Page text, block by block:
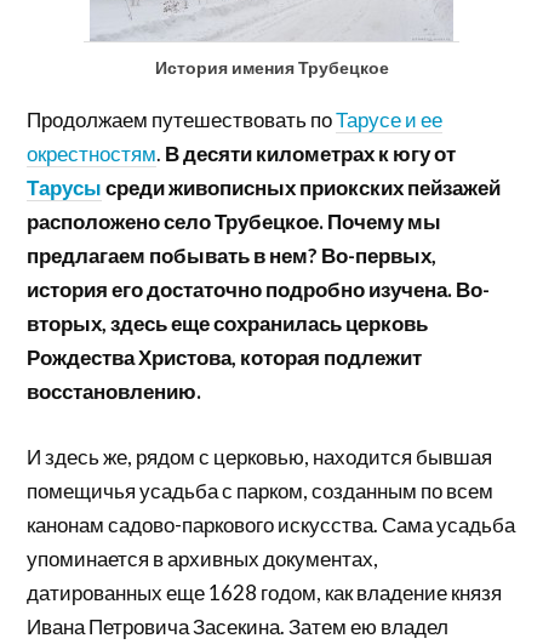
История имения Трубецкое
Продолжаем путешествовать поТарусе и ее
окрестностям. В десяти километрах к югу от
Тарусысреди живописных приокских пейзажей
расположено село Трубецкое. Почему мы
предлагаем побывать в нем? Во-первых,
история его достаточно подробно изучена. Во-
вторых, здесь еще сохранилась церковь
Рождества Христова, которая подлежит
восстановлению.
И здесь же, рядом с церковью, находится бывшая
помещичья усадьба с парком, созданным по всем
канонам садово-паркового искусства. Сама усадьба
упоминается в архивных документах,
датированных еще 1628 годом, как владение князя
Ивана Петровича Засекина. Затем ею владел